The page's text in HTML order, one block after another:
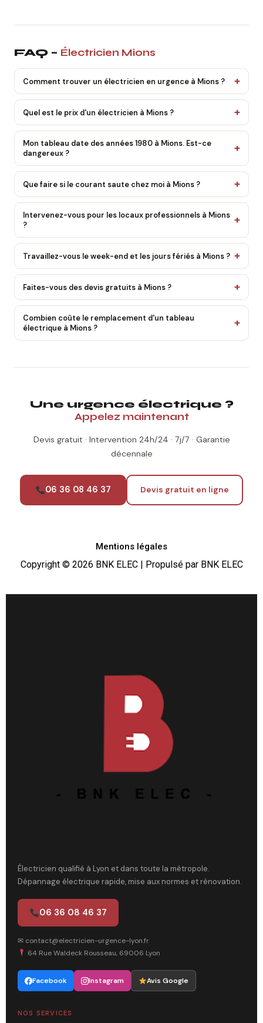
FAQ – Électricien Mions
Comment trouver un électricien en urgence à Mions ?
Quel est le prix d'un électricien à Mions ?
Mon tableau date des années 1980 à Mions. Est-ce
dangereux ?
Que faire si le courant saute chez moi à Mions ?
Intervenez-vous pour les locaux professionnels à Mions
?
Travaillez-vous le week-end et les jours fériés à Mions ?
Faites-vous des devis gratuits à Mions ?
Combien coûte le remplacement d'un tableau
électrique à Mions ?
Une urgence électrique ?
Appelez maintenant
Devis gratuit · Intervention 24h/24 · 7j/7 · Garantie
décennale
06 36 08 46 37 Devis gratuit en ligne
Mentions légales
Copyright © 2026 BNK ELEC | Propulsé par BNK ELEC
Électricien qualifié à Lyon et dans toute la métropole.
Dépannage électrique rapide, mise aux normes et rénovation.
06 36 08 46 37
✉ contact@electricien-urgence-lyon.fr
64 Rue Waldeck Rousseau, 69006 Lyon
Facebook Instagram Avis Google
NOS SERVICES